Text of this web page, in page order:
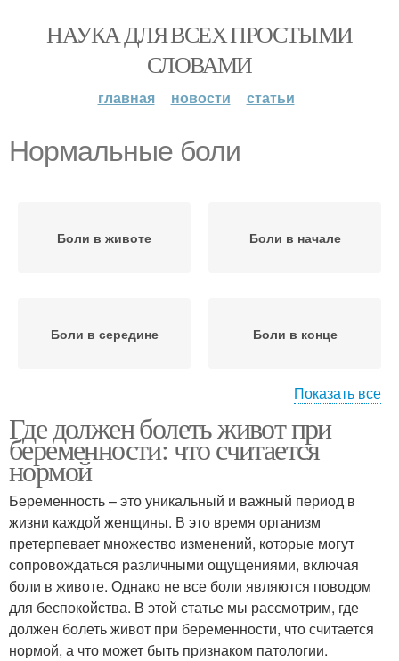
НАУКА ДЛЯ ВСЕХ ПРОСТЫМИ
СЛОВАМИ
главная новости статьи
Нормальные боли
Боли в животе Боли в начале
Боли в середине Боли в конце
Патологические боли Боль в животе
Показать все
Где должен болеть живот при
беременности: что считается
нормой
Беременность – это уникальный и важный период в
жизни каждой женщины. В это время организм
претерпевает множество изменений, которые могут
сопровождаться различными ощущениями, включая
боли в животе. Однако не все боли являются поводом
для беспокойства. В этой статье мы рассмотрим, где
должен болеть живот при беременности, что считается
нормой, а что может быть признаком патологии.